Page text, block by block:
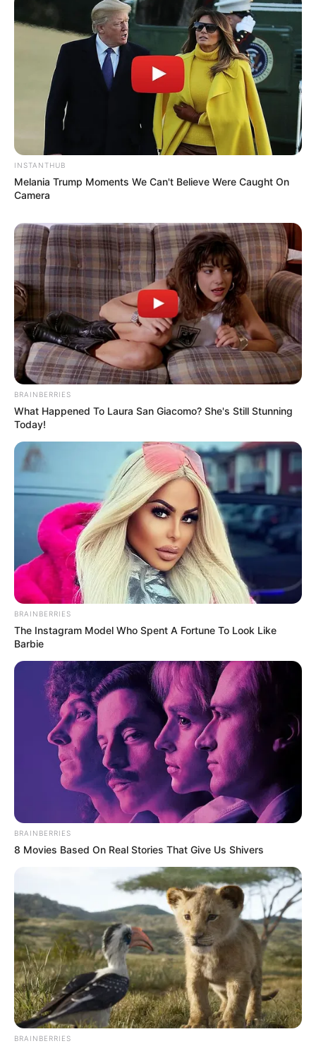
INSTANTHUB
Melania Trump Moments We Can't Believe Were Caught On
Camera
BRAINBERRIES
What Happened To Laura San Giacomo? She's Still Stunning
Today!
BRAINBERRIES
The Instagram Model Who Spent A Fortune To Look Like
Barbie
BRAINBERRIES
8 Movies Based On Real Stories That Give Us Shivers
BRAINBERRIES